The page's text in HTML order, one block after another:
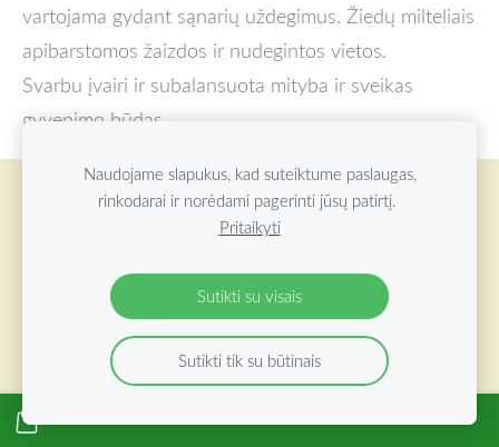
vartojama gydant sąnarių uždegimus. Žiedų milteliais
apibarstomos žaizdos ir nudegintos vietos.
Svarbu įvairi ir subalansuota mityba ir sveikas
gyvenimo būdas.
Slapukai
Naudojame slapukus, kad suteiktume paslaugas,
rinkodarai ir norėdami pagerinti jūsų patirtį.
Pritaikyti
Sutikti su visais
Sutikti tik su būtinais